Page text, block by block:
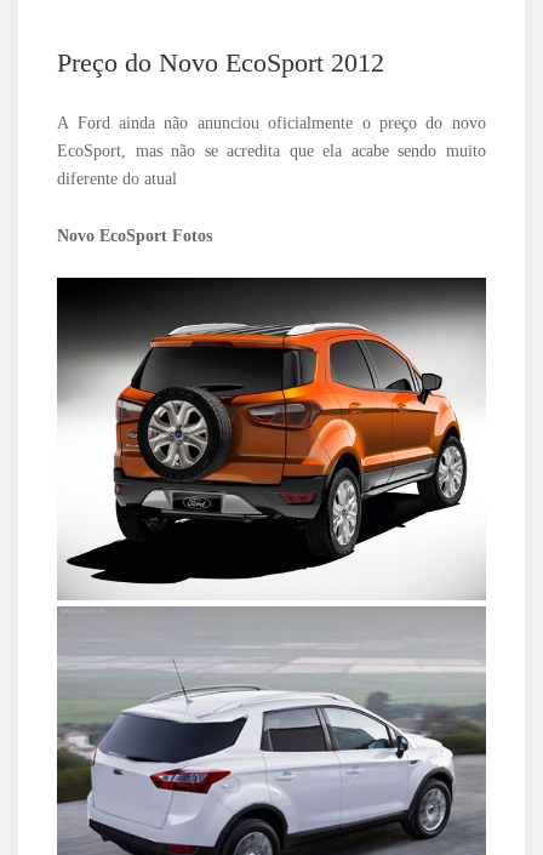
Preço do Novo EcoSport 2012
A Ford ainda não anunciou oficialmente o preço do novo
EcoSport, mas não se acredita que ela acabe sendo muito
diferente do atual
Novo EcoSport Fotos